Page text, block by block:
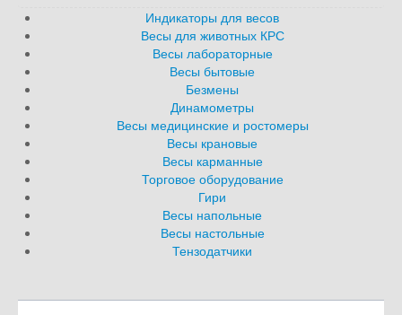
Блог
Оплата и доставка
Сертификаты
Контакты
Индикаторы для весов
Весы для животных КРС
Весы лабораторные
Весы бытовые
Безмены
Динамометры
Весы медицинские и ростомеры
Весы крановые
Весы карманные
Торговое оборудование
Гири
Весы напольные
Весы настольные
Тензодатчики